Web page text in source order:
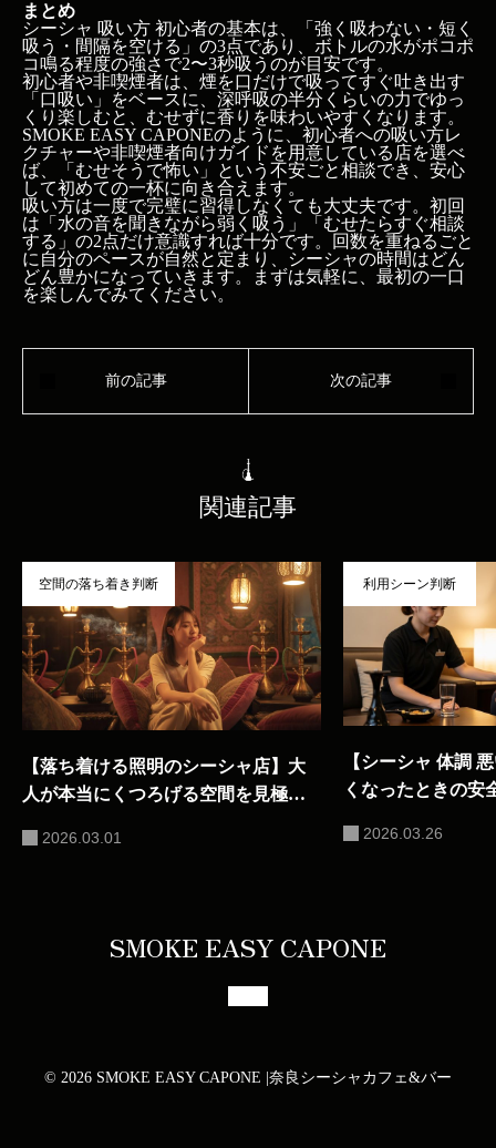
まとめ
シーシャ 吸い方 初心者の基本は、「強く吸わない・短く
吸う・間隔を空ける」の3点であり、ボトルの水がポコポ
コ鳴る程度の強さで2〜3秒吸うのが目安です。
初心者や非喫煙者は、煙を口だけで吸ってすぐ吐き出す
「口吸い」をベースに、深呼吸の半分くらいの力でゆっ
くり楽しむと、むせずに香りを味わいやすくなります。
SMOKE EASY CAPONEのように、初心者への吸い方レ
クチャーや非喫煙者向けガイドを用意している店を選べ
ば、「むせそうで怖い」という不安ごと相談でき、安心
して初めての一杯に向き合えます。
吸い方は一度で完璧に習得しなくても大丈夫です。初回
は「水の音を聞きながら弱く吸う」「むせたらすぐ相談
する」の2点だけ意識すれば十分です。回数を重ねるごと
に自分のペースが自然と定まり、シーシャの時間はどん
どん豊かになっていきます。まずは気軽に、最初の一口
を楽しんでみてください。
関連記事
空間の落ち着き判断
【落ち着ける照明のシーシャ店】大
人が本当にくつろげる空間を見極め
2026.03.01
利用シーン判断
【シーシャ 体調
くなったときの安
2026.03.26
SMOKE EASY CAPONE
© 2026 SMOKE EASY CAPONE |奈良シーシャカフェ&バー